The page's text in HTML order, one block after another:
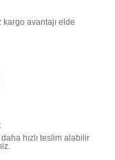
avantajı elde
hızlı teslim alabilir